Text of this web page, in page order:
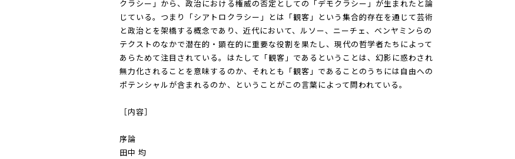
クラシー」から、政治における権威の否定としての「デモクラシー」が生まれたと論
じている。つまり「シアトロクラシー」とは「観客」という集合的存在を通じて芸術
と政治とを架橋する概念であり、近代において、ルソー、ニーチェ、ベンヤミンらの
テクストのなかで潜在的・顕在的に重要な役割を果たし、現代の哲学者たちによって
あらためて注目されている。はたして「観客」であるということは、幻影に惑わされ
無力化されることを意味するのか、それとも「観客」であることのうちには自由への
ポテンシャルが含まれるのか、ということがこの言葉によって問われている。
［内容］
序論
田中 均